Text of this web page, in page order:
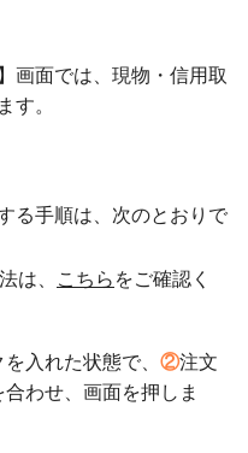
画面では、現物・信用取
す。
る手順は、次のとおりで
は、 こちら をご確認く
入れた状態で、 ②注文
わせ、画面を押しま